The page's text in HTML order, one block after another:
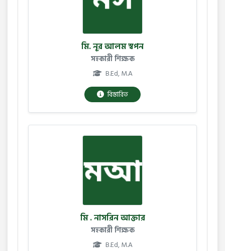
মি. নূর আলম স্বপন
সহকারী শিক্ষক
B.Ed, M.A
বিস্তারিত
মি . নাসরিন আক্তার
সহকারী শিক্ষক
B.Ed, M.A